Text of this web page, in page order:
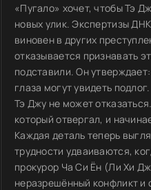
«Пугало» хочет, чтобы Тэ
новых улик. Экспертизы
виновен в других
отказывается признавать
подставили. Он
глаза могут увидеть подлог.
Тэ Джу не может
который отвергал, и
Каждая деталь теперь
трудности удваиваются,
прокурор Ча Си Ён (Ли Хи
неразрешённый конфликт и